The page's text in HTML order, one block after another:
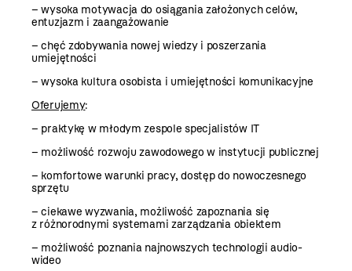
– wysoka motywacja do osiągania założonych celów,
entuzjazm i zaangażowanie
– chęć zdobywania nowej wiedzy i poszerzania
umiejętności
– wysoka kultura osobista i umiejętności komunikacyjne
Oferujemy:
– praktykę w młodym zespole specjalistów IT
– możliwość rozwoju zawodowego w instytucji publicznej
– komfortowe warunki pracy, dostęp do nowoczesnego
sprzętu
– ciekawe wyzwania, możliwość zapoznania się
z różnorodnymi systemami zarządzania obiektem
– możliwość poznania najnowszych technologii audio-
wideo